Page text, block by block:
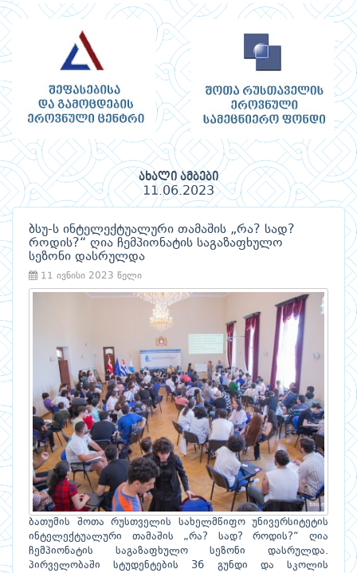
ახალი ამბები
11.06.2023
ბსუ-ს ინტელექტუალური თამაშის „რა? სად?
როდის?“ ღია ჩემპიონატის საგაზაფხულო
სეზონი დასრულდა
11 ივნისი 2023 წელი
ბათუმის შოთა რუსთველის სახელმწიფო უნივერსიტეტის
ინტელექტუალური თამაშის „რა? სად? როდის?“ ღია
ჩემპიონატის საგაზაფხულო სეზონი დასრულდა.
პირველობაში სტუდენტების 36 გუნდი და სკოლის